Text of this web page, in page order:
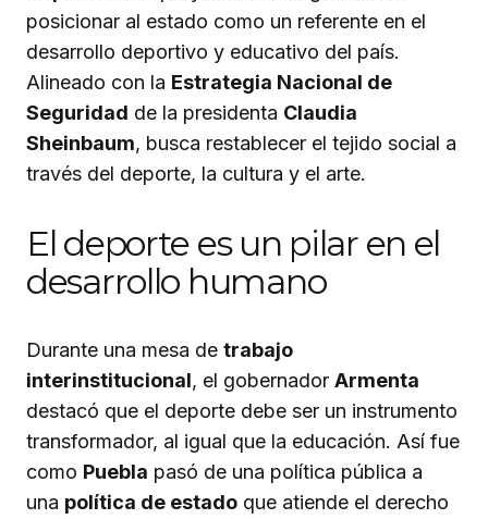
posicionar al estado como un referente en el
desarrollo deportivo y educativo del país.
Alineado con la Estrategia Nacional de
Seguridad de la presidenta Claudia
Sheinbaum, busca restablecer el tejido social a
través del deporte, la cultura y el arte.
El deporte es un pilar en el
desarrollo humano
Durante una mesa de trabajo
interinstitucional, el gobernador Armenta
destacó que el deporte debe ser un instrumento
transformador, al igual que la educación. Así fue
como Puebla pasó de una política pública a
una política de estado que atiende el derecho